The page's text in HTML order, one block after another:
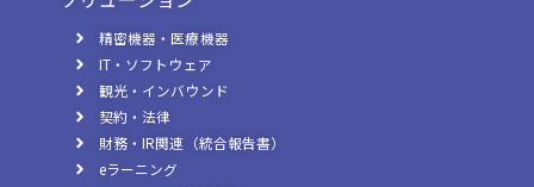
精密機器・医療機器
IT・ソフトウェア
観光・インバウンド
契約・法律
財務・IR関連（統合報告書）
eラーニング